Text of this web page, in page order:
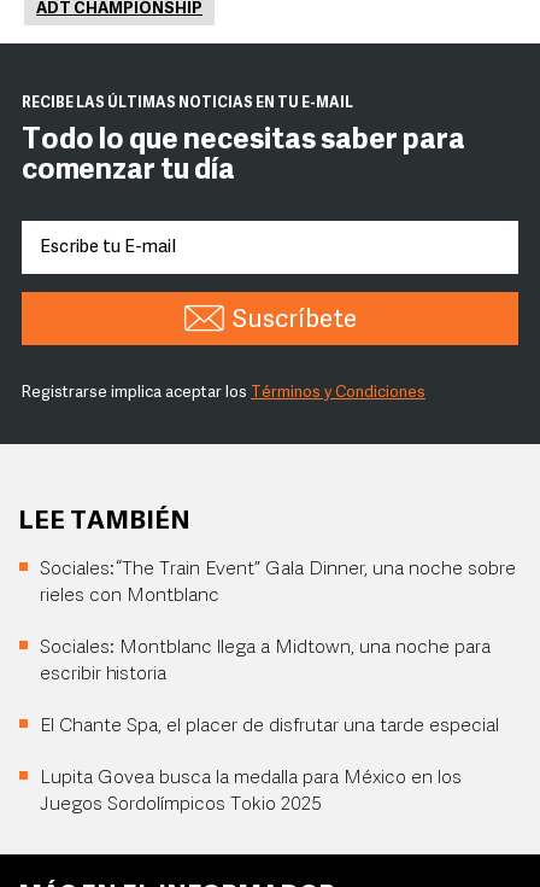
ADT CHAMPIONSHIP
RECIBE LAS ÚLTIMAS NOTICIAS EN TU E-MAIL
Todo lo que necesitas saber para
comenzar tu día
Suscríbete
Registrarse implica aceptar los Términos y Condiciones
LEE TAMBIÉN
Sociales: “The Train Event” Gala Dinner, una noche sobre
rieles con Montblanc
Sociales: Montblanc llega a Midtown, una noche para
escribir historia
El Chante Spa, el placer de disfrutar una tarde especial
Lupita Govea busca la medalla para México en los
Juegos Sordolímpicos Tokio 2025